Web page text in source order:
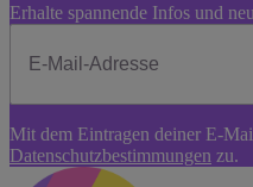
Erhalte spannende Infos und
Abonnieren
Mit dem Eintragen deiner E-
Datenschutzbestimmungen zu.